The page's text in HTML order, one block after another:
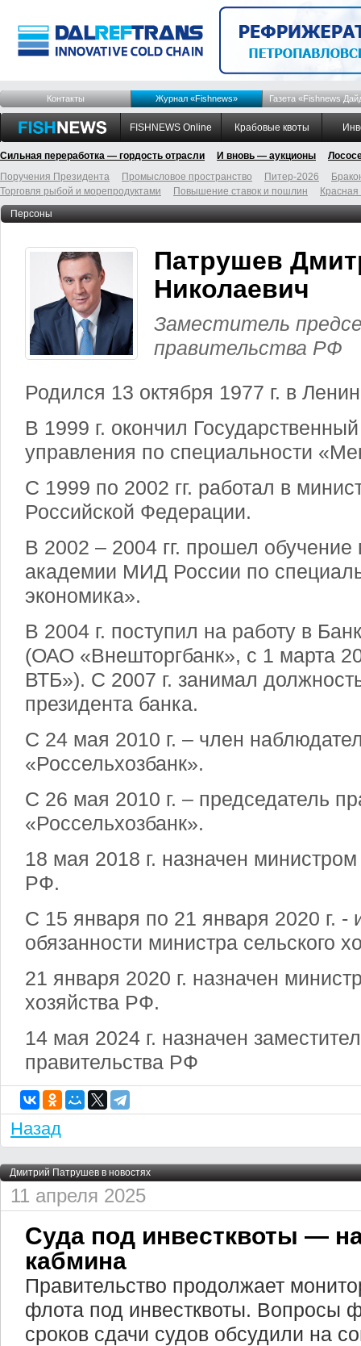
Контакты Журнал «Fishnews» Газета «Fishnews
FISHNEWS Online Крабовые квоты
Сильная переработка — гордость отрасли И вновь — аукционы
Поручения Президента
Промысловое пространство Питер-2026
Торговля рыбой и морепродуктами
Повышение ставок и пошлин
Персоны
Патрушев
Николаевич
Заместитель
правительства РФ
Родился 13 октября 1977 г. в
В 1999 г. окончил
управления по специальности
С 1999 по 2002 гг. работал в
Российской Федерации.
В 2002 – 2004 гг. прошел
академии МИД России по
экономика».
В 2004 г. поступил на работу в
(ОАО «Внешторгбанк», с 1 марта
ВТБ»). С 2007 г. занимал
президента банка.
С 24 мая 2010 г. – член
«Россельхозбанк».
С 26 мая 2010 г. – председатель
«Россельхозбанк».
18 мая 2018 г. назначен министром
РФ.
С 15 января по 21 января 2020 г.
обязанности министра сельского
21 января 2020 г. назначен
хозяйства РФ.
14 мая 2024 г. назначен
правительства РФ
Назад
Дмитрий Патрушев в новостях
11 апреля 2025
Суда под инвестквоты —
кабмина
Правительство продолжает
флота под инвестквоты. Вопросы
сроков сдачи судов обсудили на